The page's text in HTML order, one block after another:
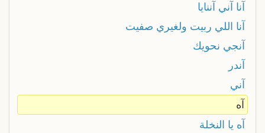
آنا آني آننايا
آنا اللي ربيت ولغيري صفيت
آنجي نحويك
آندر
آني
آه
آه يا النخلة